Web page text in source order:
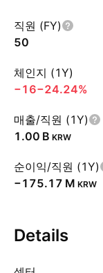
직원 (FY)
50
체인지 (1Y)
−16−24.24%
매출/직원 (1Y)
‪1.00 B‬ KRW
순이익/직원 (1Y)
‪−175.17 M‬ KRW
Details